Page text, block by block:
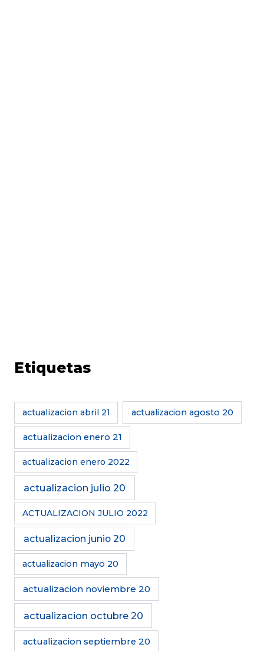
Etiquetas
actualizacion abril 21 actualizacion agosto 20
actualizacion enero 21
actualizacion enero 2022
actualizacion julio 20
ACTUALIZACION JULIO 2022
actualizacion junio 20
actualizacion mayo 20
actualizacion noviembre 20
actualizacion octubre 20
actualizacion septiembre 20